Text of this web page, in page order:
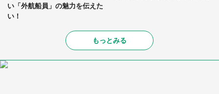
い「外航船員」の魅力を伝えた
い！
もっとみる